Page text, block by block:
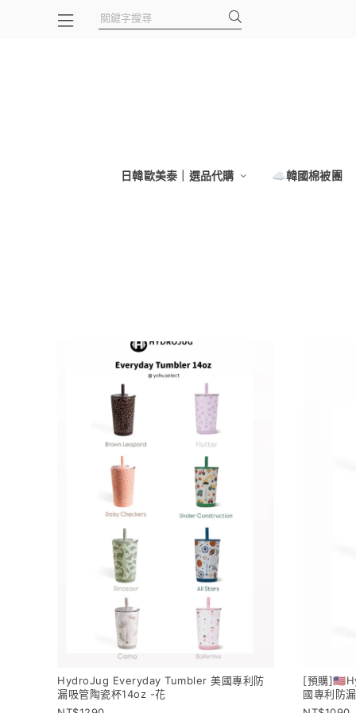
日韓歐美泰｜選品代購 ☁️韓國棉被團
HydroJug Everyday Tumbler 美國專利防
漏吸管陶瓷杯14oz -花
[預購
國專利防